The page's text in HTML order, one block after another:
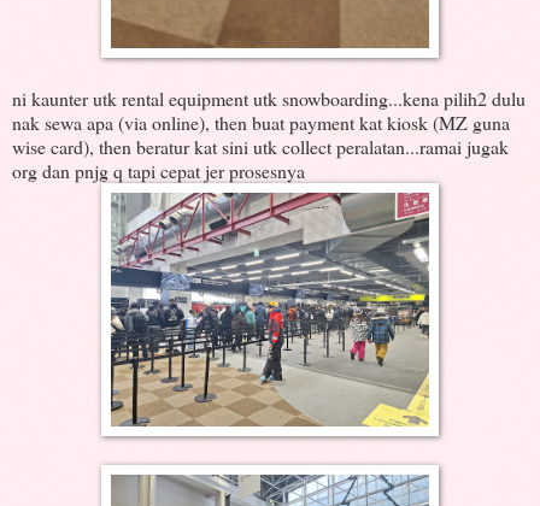
ni kaunter utk rental equipment utk snowboarding...kena pilih2 dulu
nak sewa apa (via online), then buat payment kat kiosk (MZ guna
wise card), then beratur kat sini utk collect peralatan...ramai jugak
org dan pnjg q tapi cepat jer prosesnya